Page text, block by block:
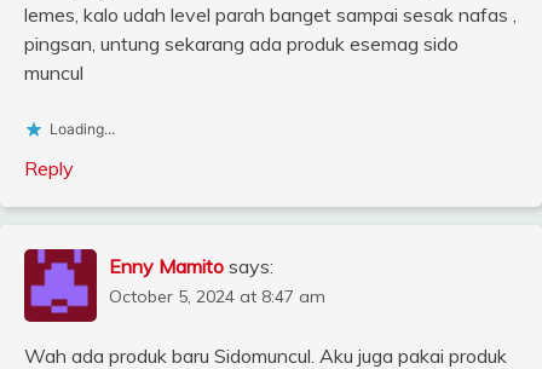
lemes, kalo udah level parah banget sampai sesak nafas ,
pingsan, untung sekarang ada produk esemag sido
muncul
Loading...
Reply
Enny Mamito says:
October 5, 2024 at 8:47 am
Wah ada produk baru Sidomuncul. Aku juga pakai produk